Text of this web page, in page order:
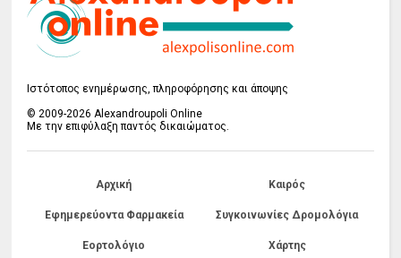
Ιστότοπος ενημέρωσης, πληροφόρησης και άποψης
© 2009-2026 Alexandroupoli Online
Με την επιφύλαξη παντός δικαιώματος.
Αρχική Καιρός
Εφημερεύοντα Φαρμακεία Συγκοινωνίες Δρομολόγια
Εορτολόγιο Χάρτης